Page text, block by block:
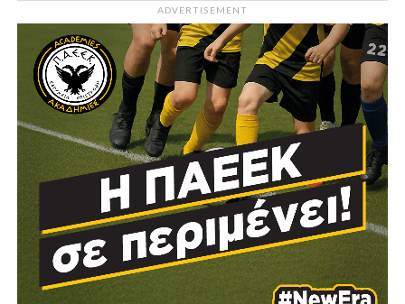
ADVERTISEMENT